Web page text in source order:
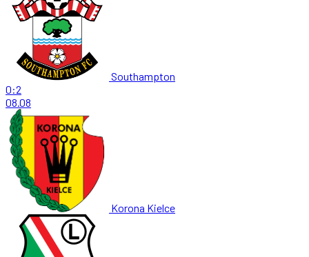
Southampton
0:2
08.08
Korona Kielce